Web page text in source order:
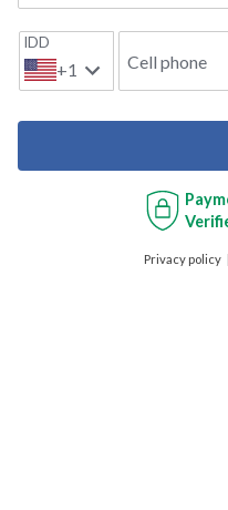
IDD
+1 Cell phone
Privacy policy